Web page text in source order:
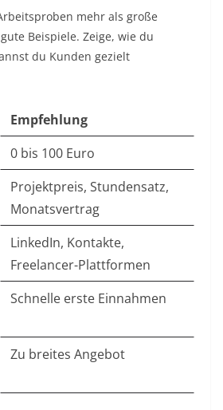
mehr als große
Beispiele. Zeige, wie du
du Kunden gezielt
Empfehlung
0 bis 100 Euro
Projektpreis, Stundensatz,
Monatsvertrag
LinkedIn, Kontakte,
Freelancer-Plattformen
Schnelle erste Einnahmen
Zu breites Angebot